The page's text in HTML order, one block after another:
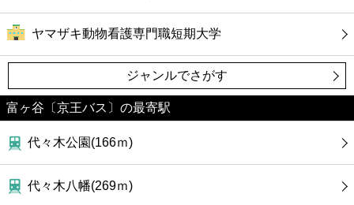
ヤマザキ動物看護専門職短期大学
ジャンルでさがす
富ヶ谷〔京王バス〕の最寄駅
代々木公園(166ｍ)
代々木八幡(269ｍ)